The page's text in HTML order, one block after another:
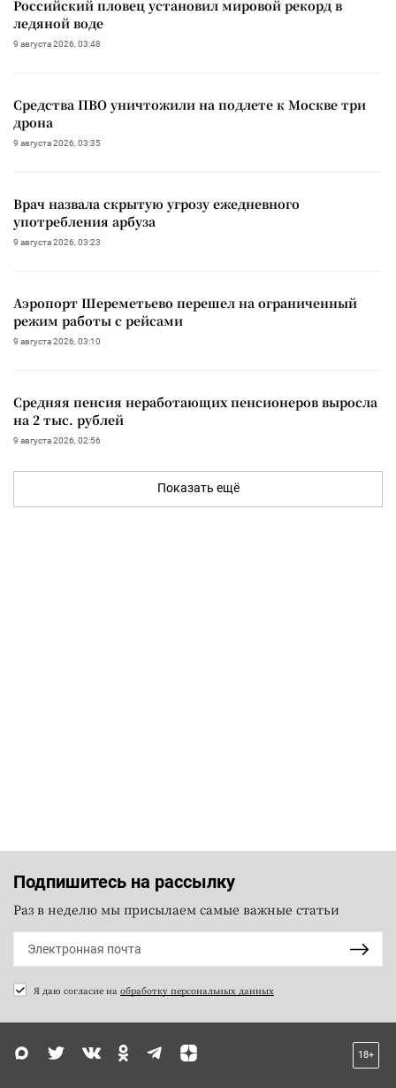
Российский пловец установил мировой рекорд в
ледяной воде
9 августа 2026, 03:48
Средства ПВО уничтожили на подлете к Москве три
дрона
9 августа 2026, 03:35
Врач назвала скрытую угрозу ежедневного
употребления арбуза
9 августа 2026, 03:23
Аэропорт Шереметьево перешел на ограниченный
режим работы с рейсами
9 августа 2026, 03:10
Средняя пенсия неработающих пенсионеров выросла
на 2 тыс. рублей
9 августа 2026, 02:56
Показать ещё
Подпишитесь на рассылку
Раз в неделю мы присылаем самые важные статьи
Я даю согласие на обработку персональных данных
18+